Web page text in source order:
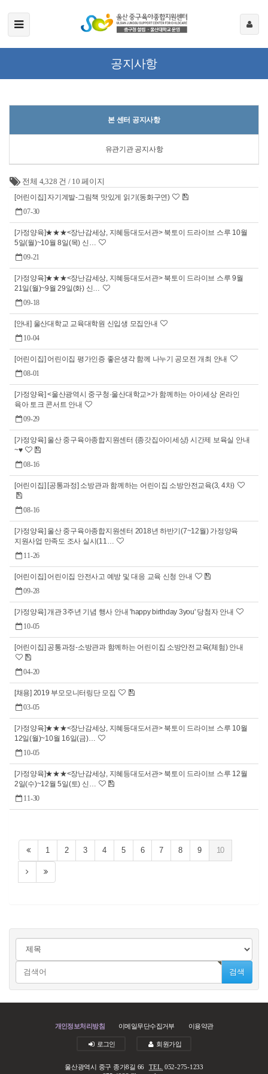
공지사항
본 센터 공지사항
유관기관 공지사항
전체 4,328 건 / 10 페이지
[어린이집] 자기계발-그림책 맛있게 읽기(동화구연)
07-30
[가정양육]★★★<장난감세상, 지혜등대도서관> 북토이 드라이브 스루 10월
5일(월)~10월 8일(목)​ 신…
09-21
[가정양육]★★★<장난감세상, 지혜등대도서관> 북토이 드라이브 스루 9월
21일(월)~9월 29일(화)​ 신…
09-18
[안내] 울산대학교 교육대학원 신입생 모집안내
10-04
[어린이집] 어린이집 평가인증 좋은생각 함께 나누기 공모전 개최 안내
08-01
[가정양육] <울산광역시 중구청·울산대학교>가 함께하는 아이세상 온라인
육아 토크 콘서트 안내
09-29
[가정양육] 울산 중구육아종합지원센터 {종갓집아이세상} 시간제 보육실 안내
~♥
08-16
[어린이집] [공통과정] 소방관과 함께하는 어린이집 소방안전교육(3, 4차)
08-16
[가정양육] 울산 중구육아종합지원센터 2018년 하반기(7~12월) 가정양육
지원사업 만족도 조사 실시(11…
11-26
[어린이집] 어린이집 안전사고 예방 및 대응 교육 신청 안내
09-28
[가정양육] 개관 3주년 기념 행사 안내 'happy birthday 3you' 당첨자 안내
10-05
[어린이집] 공통과정-소방관과 함께하는 어린이집 소방안전교육(체험) 안내
04-20
[채용] 2019 부모모니터링단 모집
03-05
[가정양육]★★★<장난감세상, 지혜등대도서관> 북토이 드라이브 스루 10월
12일(월)~10월 16일(금)​…
10-05
[가정양육]★★★<장난감세상, 지혜등대도서관> 북토이 드라이브 스루 12월
2일(수)~12월 5일(토)​ 신…
11-30
1 2 3 4 5 6 7 8 9 10
검색
개인정보처리방침 이메일무단수집거부 이용약관
로그인 회원가입
울산광역시 중구 종가8길 66TEL. 052-275-1233